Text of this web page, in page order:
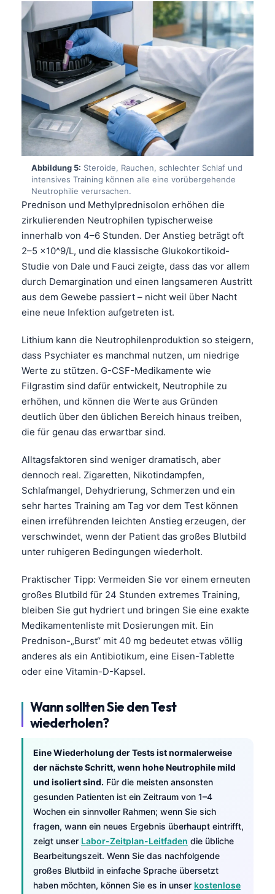
Abbildung 5: Steroide, Rauchen, schlechter Schlaf und
intensives Training können alle eine vorübergehende
Neutrophilie verursachen.
Prednison und Methylprednisolon erhöhen die
zirkulierenden Neutrophilen typischerweise
innerhalb von 4–6 Stunden. Der Anstieg beträgt oft
2–5 ×10^9/L, und die klassische Glukokortikoid-
Studie von Dale und Fauci zeigte, dass das vor allem
durch Demargination und einen langsameren Austritt
aus dem Gewebe passiert – nicht weil über Nacht
eine neue Infektion aufgetreten ist.
Lithium kann die Neutrophilenproduktion so steigern,
dass Psychiater es manchmal nutzen, um niedrige
Werte zu stützen. G-CSF-Medikamente wie
Filgrastim sind dafür entwickelt, Neutrophile zu
erhöhen, und können die Werte aus Gründen
deutlich über den üblichen Bereich hinaus treiben,
die für genau das erwartbar sind.
Alltagsfaktoren sind weniger dramatisch, aber
dennoch real. Zigaretten, Nikotindampfen,
Schlafmangel, Dehydrierung, Schmerzen und ein
sehr hartes Training am Tag vor dem Test können
einen irreführenden leichten Anstieg erzeugen, der
verschwindet, wenn der Patient das großes Blutbild
unter ruhigeren Bedingungen wiederholt.
Praktischer Tipp: Vermeiden Sie vor einem erneuten
großes Blutbild für 24 Stunden extremes Training,
bleiben Sie gut hydriert und bringen Sie eine exakte
Medikamentenliste mit Dosierungen mit. Ein
Prednison-„Burst“ mit 40 mg bedeutet etwas völlig
anderes als ein Antibiotikum, eine Eisen-Tablette
oder eine Vitamin-D-Kapsel.
Wann sollten Sie den Test
wiederholen?
Eine Wiederholung der Tests ist normalerweise
der nächste Schritt, wenn hohe Neutrophile mild
und isoliert sind. Für die meisten ansonsten
gesunden Patienten ist ein Zeitraum von 1–4
Wochen ein sinnvoller Rahmen; wenn Sie sich
fragen, wann ein neues Ergebnis überhaupt eintrifft,
zeigt unser Labor-Zeitplan-Leitfaden die übliche
Bearbeitungszeit. Wenn Sie das nachfolgende
großes Blutbild in einfache Sprache übersetzt
haben möchten, können Sie es in unser kostenlose
ગુજરાતી
ಕನ್ನಡ
മലയാളം
Bahasa Melayu
Tagalog
ไทย
ភាសាខ្មែរ
Kiswahili
Українська
O‘zbekcha
Català
Suomi
Slovenčina
پښتو
سنڌي
සිංහල
অসমীয়া
Galego
Latviešu valoda
Македонски јазик
Euskara
Gàidhlig
Occitan
العربية المغربية
Afrikaans
Монгол
ພາສາລາວ
Basa Jawa
Cebuano
ئۇيغۇرچە
Кыргызча
Татар теле
Беларуская мова
Frysk
Ślōnskŏ gŏdka
Norsk bokmål